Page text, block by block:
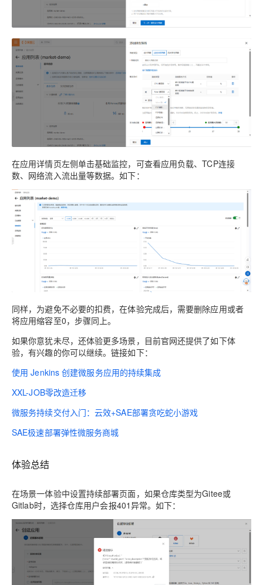
在应用详情页左侧单击基础监控，可查看应用负载、TCP连接
数、网络流入流出量等数据。如下：
同样，为避免不必要的扣费，在体验完成后，需要删除应用或者
将应用缩容至0，步骤同上。
如果你意犹未尽，还体验更多场景，目前官网还提供了如下体
验，有兴趣的你可以继续。链接如下：
使用 Jenkins 创建微服务应用的持续集成
XXL-JOB零改造迁移
微服务持续交付入门：云效+SAE部署贪吃蛇小游戏
SAE极速部署弹性微服务商城
体验总结
在场景一体验中设置持续部署页面，如果仓库类型为Gitee或
Gitlab时，选择仓库用户会报401异常。如下：